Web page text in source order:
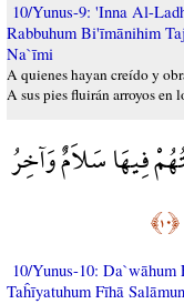
10/Yunus-9: 'Inna Al-
Rabbuhum Bi'īmānihim
Na`īmi
A quienes hayan creído y
A sus pies fluirán arroyos en
فِيهَا سَلاَمٌ وَآخِرُ
﴿١٠﴾
10/Yunus-10:
Taĥīyatuhum Fīhā